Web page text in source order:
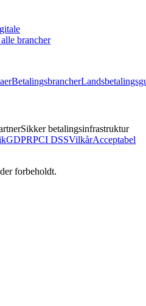
brancher
Betalingsbrancher
Sikker betalingsinfrastruktur
GDPRPCI DSSVilkårAcceptabel
forbeholdt.